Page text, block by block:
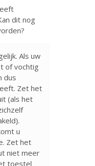
dit nog
Als uw
of vochtig
dus
Zet het
(als het
u
Zet het
niet meer
toestel